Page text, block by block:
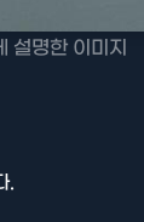
설명한 이미지
.